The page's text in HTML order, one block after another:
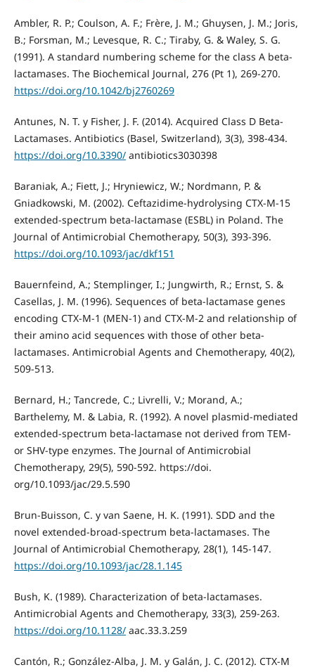
Ambler, R. P.; Coulson, A. F.; Frère, J. M.; Ghuysen, J. M.; Joris,
B.; Forsman, M.; Levesque, R. C.; Tiraby, G. & Waley, S. G.
(1991). A standard numbering scheme for the class A beta-
lactamases. The Biochemical Journal, 276 (Pt 1), 269-270.
https://doi.org/10.1042/bj2760269
Antunes, N. T. y Fisher, J. F. (2014). Acquired Class D Beta-
Lactamases. Antibiotics (Basel, Switzerland), 3(3), 398-434.
https://doi.org/10.3390/antibiotics3030398
Baraniak, A.; Fiett, J.; Hryniewicz, W.; Nordmann, P. &
Gniadkowski, M. (2002). Ceftazidime-hydrolysing CTX-M-15
extended-spectrum beta-lactamase (ESBL) in Poland. The
Journal of Antimicrobial Chemotherapy, 50(3), 393-396.
https://doi.org/10.1093/jac/dkf151
Bauernfeind, A.; Stemplinger, I.; Jungwirth, R.; Ernst, S. &
Casellas, J. M. (1996). Sequences of beta-lactamase genes
encoding CTX-M-1 (MEN-1) and CTX-M-2 and relationship of
their amino acid sequences with those of other beta-
lactamases. Antimicrobial Agents and Chemotherapy, 40(2),
509-513.
Bernard, H.; Tancrede, C.; Livrelli, V.; Morand, A.;
Barthelemy, M. & Labia, R. (1992). A novel plasmid-mediated
extended-spectrum beta-lactamase not derived from TEM-
or SHV-type enzymes. The Journal of Antimicrobial
Chemotherapy, 29(5), 590-592. https://doi.
org/10.1093/jac/29.5.590
Brun-Buisson, C. y van Saene, H. K. (1991). SDD and the
novel extended-broad-spectrum beta-lactamases. The
Journal of Antimicrobial Chemotherapy, 28(1), 145-147.
https://doi.org/10.1093/jac/28.1.145
Bush, K. (1989). Characterization of beta-lactamases.
Antimicrobial Agents and Chemotherapy, 33(3), 259-263.
https://doi.org/10.1128/aac.33.3.259
Cantón, R.; González-Alba, J. M. y Galán, J. C. (2012). CTX-M